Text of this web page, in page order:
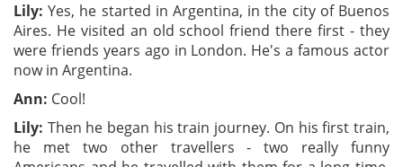
Lily: Yes, he started in Argentina, in the city of Buenos
Aires. He visited an old school friend there first - they
were friends years ago in London. He's a famous actor
now in Argentina.
Ann: Cool!
Lily: Then he began his train journey. On his first train,
he met two other travellers - two really funny